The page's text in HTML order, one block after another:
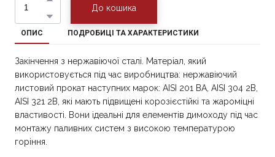
До кошика
ОПИС ПОДРОБИЦІ ТА ХАРАКТЕРИСТИКИ
Закінчення з нержавіючої сталі. Матеріал, який
використовується під час виробництва: нержавіючий
листовий прокат наступних марок: AISI 201 BA, AISI 304 2B,
AISI 321 2B, які мають підвищені корозієстійкі та жароміцні
властивості. Вони ідеальні для елементів димоходу під час
монтажу паливних систем з високою температурою
горіння.